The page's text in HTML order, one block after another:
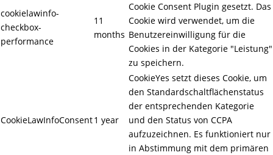
cookielawinfo-
checkbox-
performance
11
months
Cookie Consent Plugin gesetzt. Das
Cookie wird verwendet, um die
Benutzereinwilligung für die
Cookies in der Kategorie "Leistung"
zu speichern.
CookieLawInfoConsent1 year
CookieYes setzt dieses Cookie, um
den Standardschaltflächenstatus
der entsprechenden Kategorie
und den Status von CCPA
aufzuzeichnen. Es funktioniert nur
in Abstimmung mit dem primären